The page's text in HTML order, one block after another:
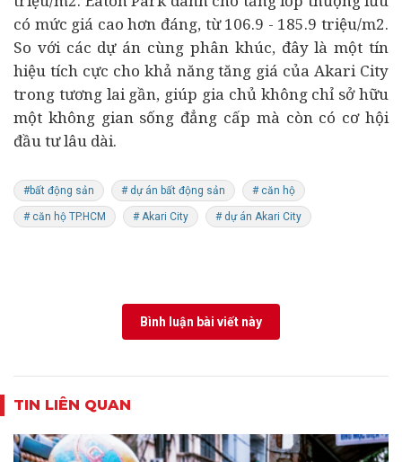
có mức giá cao hơn đáng, từ 106.9 - 185.9 triệu/m2.
So với các dự án cùng phân khúc, đây là một tín
hiệu tích cực cho khả năng tăng giá của Akari City
trong tương lai gần, giúp gia chủ không chỉ sở hữu
một không gian sống đẳng cấp mà còn có cơ hội
đầu tư lâu dài.
#bất động sản # dự án bất động sản # căn hộ
# căn hộ TP.HCM # Akari City # dự án Akari City
Bình luận bài viết này
TIN LIÊN QUAN